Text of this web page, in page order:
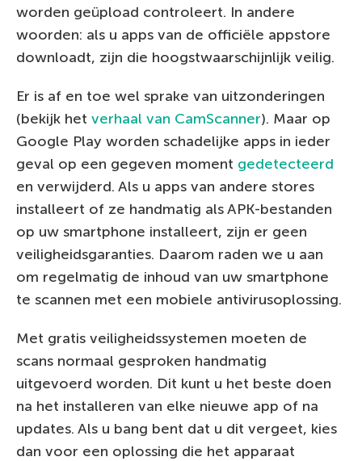
worden geüpload controleert. In andere
woorden: als u apps van de officiële appstore
downloadt, zijn die hoogstwaarschijnlijk veilig.
Er is af en toe wel sprake van uitzonderingen
(bekijk het verhaal van CamScanner). Maar op
Google Play worden schadelijke apps in ieder
geval op een gegeven moment gedetecteerd
en verwijderd. Als u apps van andere stores
installeert of ze handmatig als APK-bestanden
op uw smartphone installeert, zijn er geen
veiligheidsgaranties. Daarom raden we u aan
om regelmatig de inhoud van uw smartphone
te scannen met een mobiele antivirusoplossing.
Met gratis veiligheidssystemen moeten de
scans normaal gesproken handmatig
uitgevoerd worden. Dit kunt u het beste doen
na het installeren van elke nieuwe app of na
updates. Als u bang bent dat u dit vergeet, kies
dan voor een oplossing die het apparaat